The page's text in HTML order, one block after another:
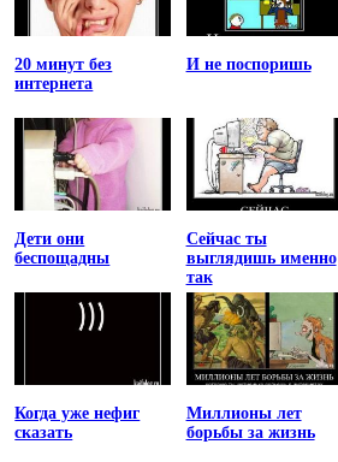
20 минут без
интернета
И не поспоришь
Дети они
беспощадны
Сейчас ты
выглядишь именно
так
Когда уже нефиг
сказать
Миллионы лет
борьбы за жизнь